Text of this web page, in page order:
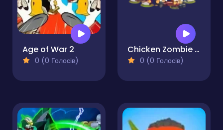
Age of War 2
0 (0 Голосів)
Chicken Zombie Clash
0 (0 Голосів)